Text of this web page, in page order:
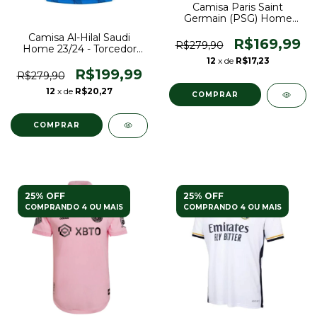
Camisa Al-Hilal Saudi
Home 23/24 - Torcedor
R$279,90
R$199,99
12 x de R$20,27
COMPRAR
Camisa Paris Saint
Germain (PSG) Home
Masculina - Azul Marinho
R$279,90 R$169,99
12 x de R$17,23
COMPRAR
25% OFF
COMPRANDO 4 OU MAIS
25% OFF
COMPRANDO 4 OU MAIS